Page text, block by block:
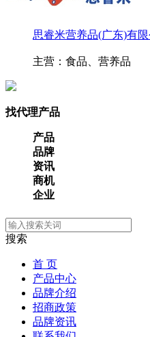
思睿米营养品(广东)有限
主营：食品、营养品
找代理产品
产品
品牌
资讯
商机
企业
搜索
首 页
产品中心
品牌介绍
招商政策
品牌资讯